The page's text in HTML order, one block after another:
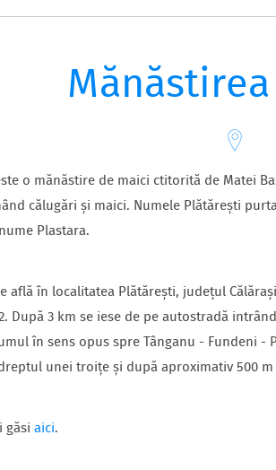
o mănăstire de maici ctitorită de Matei
călugări și maici. Numele Plătărești
Plastara.
află în localitatea Plătărești, județul
După 3 km se iese de pe autostradă
în sens opus spre Tânganu - Fundeni
unei troițe și după aproximativ 500
găsi aici.